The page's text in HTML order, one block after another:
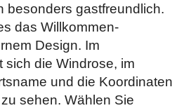
besonders gastfreundlich.
das Willkommen-
Design. Im
sich die Windrose, im
und die Koordinaten
sehen. Wählen Sie